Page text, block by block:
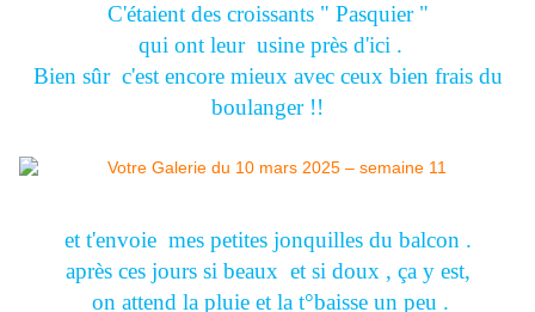
C'étaient des croissants " Pasquier "
qui ont leur usine près d'ici .
Bien sûr c'est encore mieux avec ceux bien frais du
boulanger !!
et t'envoie mes petites jonquilles du balcon .
après ces jours si beaux et si doux , ça y est,
on attend la pluie et la t°baisse un peu .